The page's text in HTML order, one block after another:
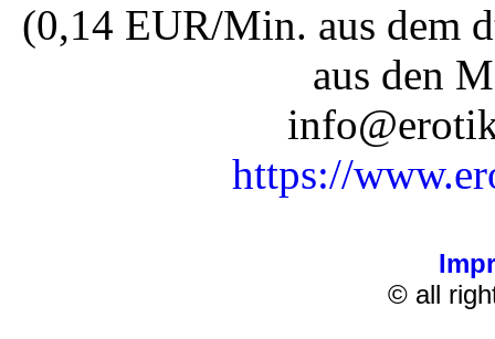
(0,14 EUR/Min. aus dem
aus den
https://
© all